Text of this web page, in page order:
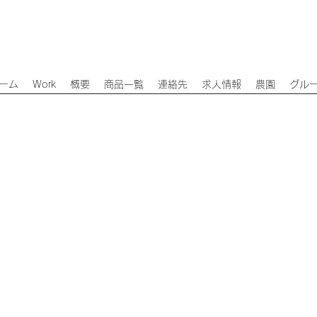
ム Work 概要 商品一覧 連絡先 求人情報 農園 グル